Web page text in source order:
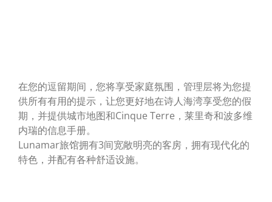
在您的逗留期间，您将享受家庭氛围，管理层将为您提
供所有有用的提示，让您更好地在诗人海湾享受您的假
期，并提供城市地图和Cinque Terre，莱里奇和波多维
内瑞的信息手册。
Lunamar旅馆拥有3间宽敞明亮的客房，拥有现代化的
特色，并配有各种舒适设施。